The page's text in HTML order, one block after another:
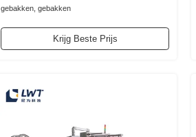
gebakken, gebakken
Krijg Beste Prijs